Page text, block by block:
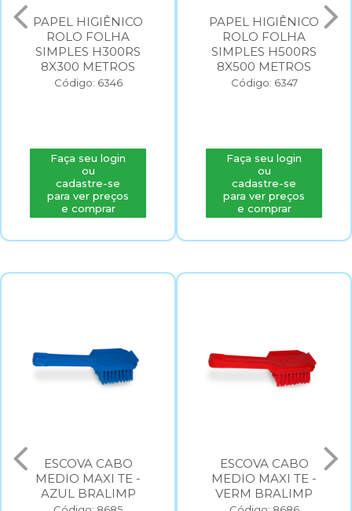
PAPEL HIGIÊNICO
ROLO FOLHA
SIMPLES H300RS
8X300 METROS
Código: 6346
Faça seu login
ou
cadastre-se
para ver preços
e comprar
PAPEL HIGIÊNICO
ROLO FOLHA
SIMPLES H500RS
8X500 METROS
Código: 6347
Faça seu login
ou
cadastre-se
para ver preços
e comprar
ESCOVA CABO
MEDIO MAXI TE -
AZUL BRALIMP
ESCOVA CABO
MEDIO MAXI TE -
VERM BRALIMP